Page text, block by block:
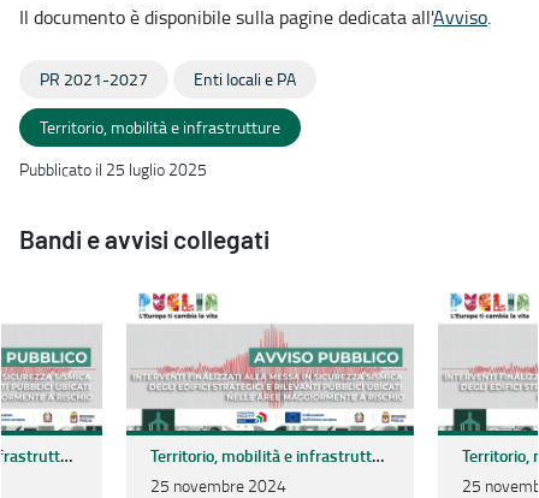
Il documento è disponibile sulla pagine dedicata all'Avviso.
PR 2021-2027 Enti locali e PA
Territorio, mobilità e infrastrutture
Pubblicato il 25 luglio 2025
Bandi e avvisi collegati
Territorio, mobilità e infrastrutture
Territorio, mobilità e infrastrutture
25 novembre 2024
25